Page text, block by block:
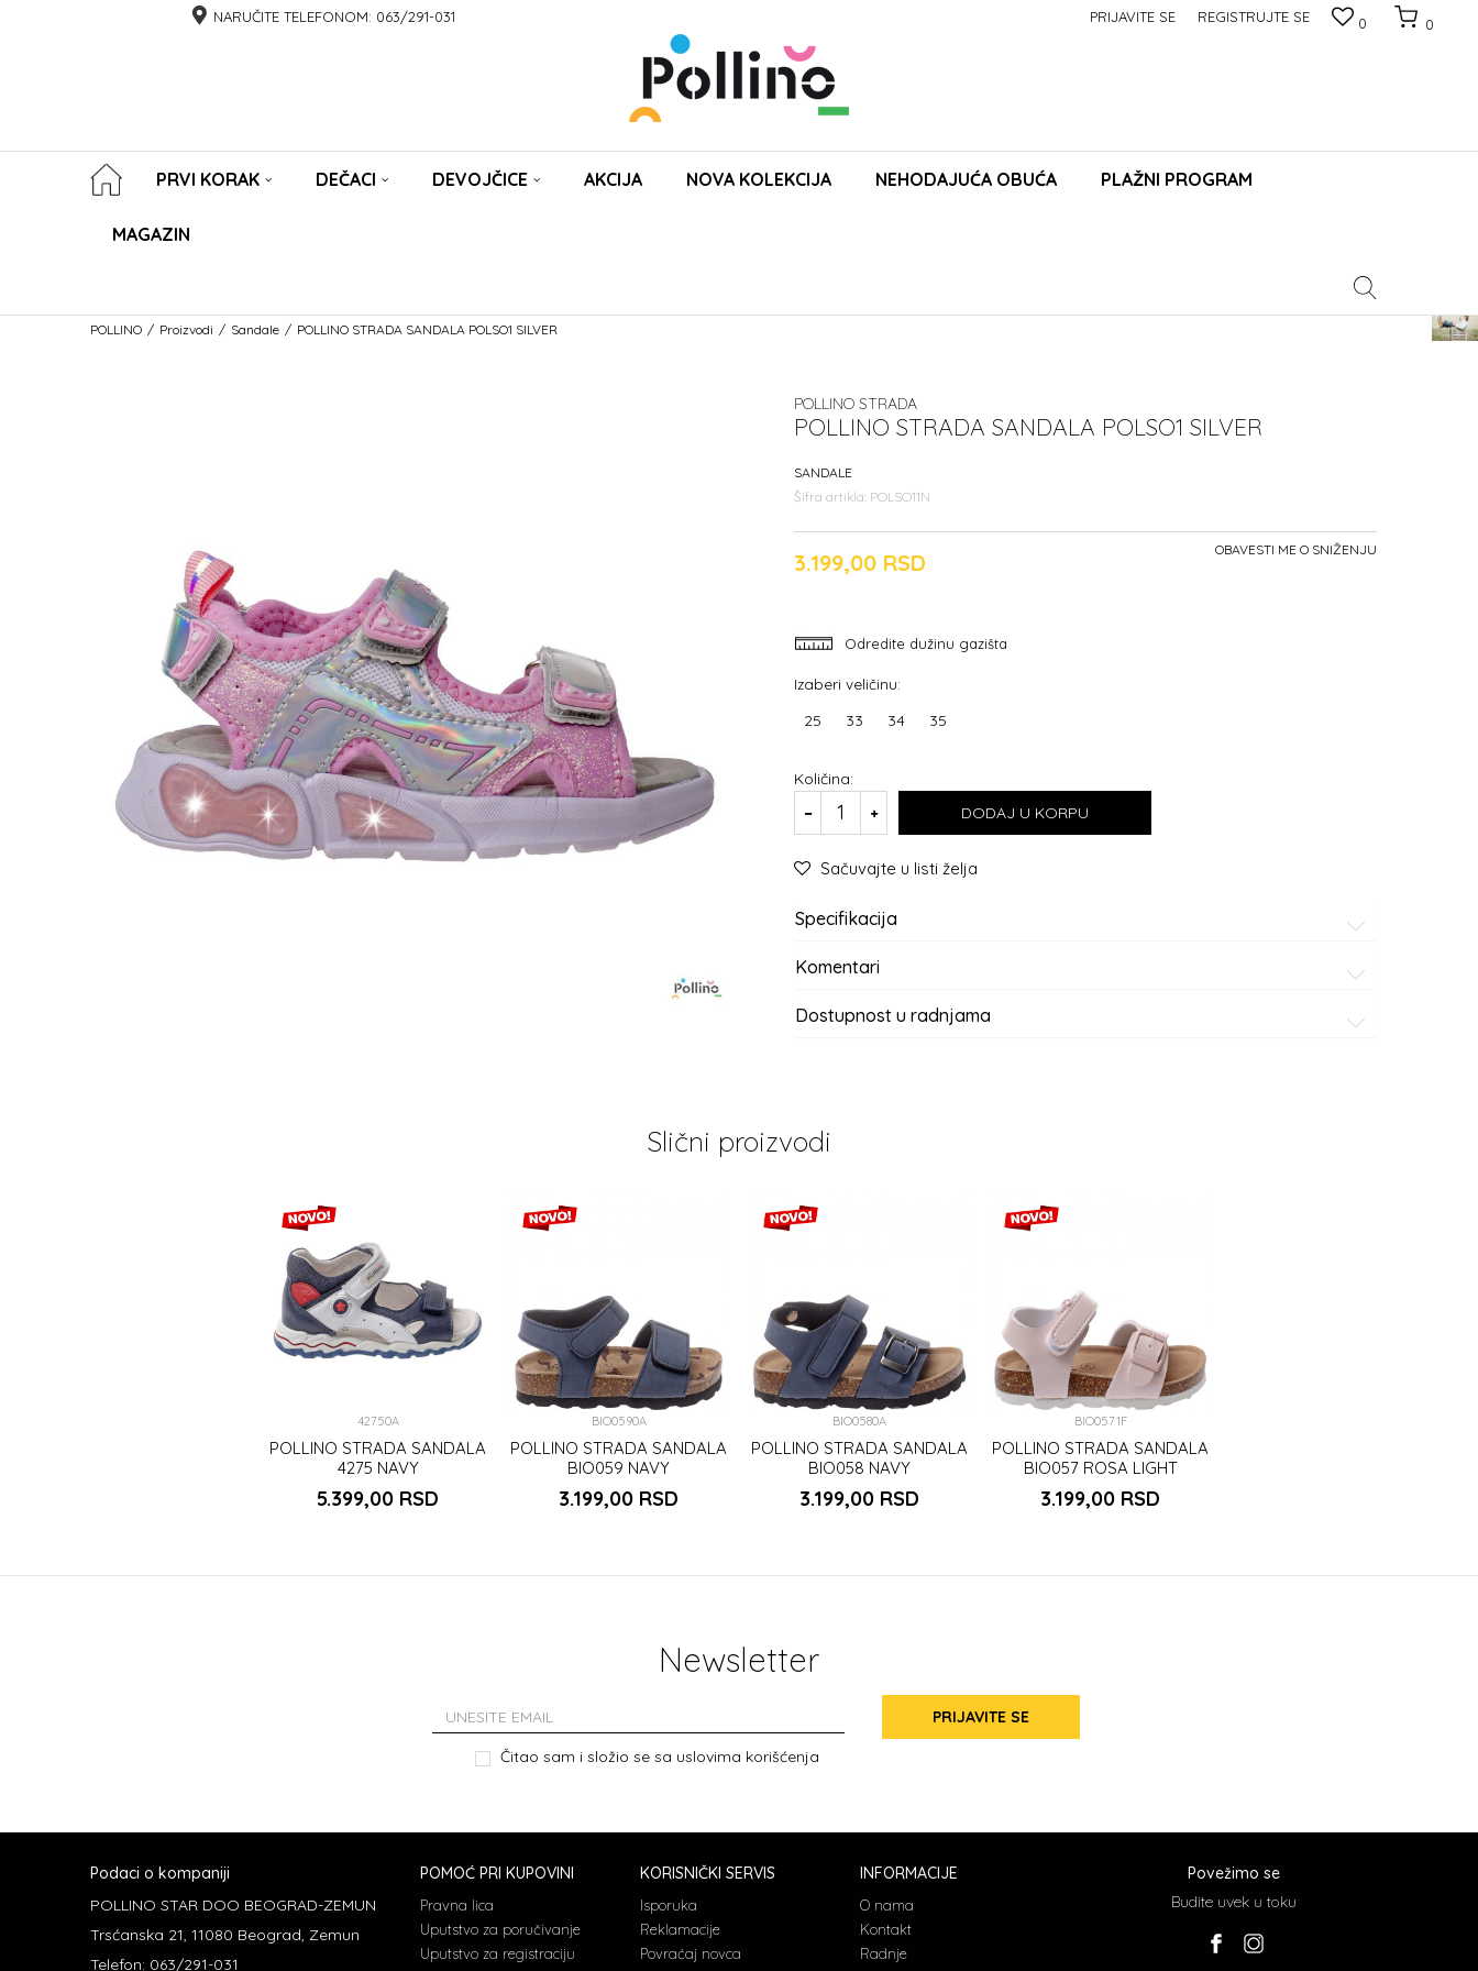
NARUČITE TELEFONOM: 063/291-031 0
0
PRIJAVITE SE REGISTRUJTE SE
PRVI KORAK DEČACI DEVOJČICE AKCIJA NOVA KOLEKCIJA NEHODAJUĆA OBUĆA PLAŽNI PROGRAM
MAGAZIN
POLLINO Proizvodi Sandale POLLINO STRADA SANDALA POLSO1 SILVER
POLLINO STRADA
POLLINO STRADA SANDALA POLSO1 SILVER
SANDALE
Šifra artikla: POLSO11N
3.199,00 RSD OBAVESTI ME O SNIŽENJU
Odredite dužinu gazišta
Izaberi veličinu:
25 33 34 35
Količina:
DODAJ U KORPU
Sačuvajte u listi želja
Specifikacija
Komentari
Dostupnost u radnjama
Slični proizvodi
42750A
POLLINO STRADA SANDALA
4275 NAVY
5.399,00 RSD
BIO0590A
POLLINO STRADA SANDALA
BIO059 NAVY
3.199,00 RSD
BIO0580A
POLLINO STRADA SANDALA
BIO058 NAVY
3.199,00 RSD
BIO0571F
POLLINO STRADA SANDALA
BIO057 ROSA LIGHT
3.199,00 RSD
Newsletter
PRIJAVITE SE
Čitao sam i složio se sa uslovima korišćenja
Podaci o kompaniji
POLLINO STAR DOO BEOGRAD-ZEMUN
Trsćanska 21, 11080 Beograd, Zemun
Telefon: 063/291-031
POMOĆ PRI KUPOVINI
Pravna lica
Uputstvo za poručivanje
Uputstvo za registraciju
KORISNIČKI SERVIS
Isporuka
Reklamacije
Povraćaj novca
INFORMACIJE
O nama
Kontakt
Radnje
Povežimo se
Budite uvek u toku